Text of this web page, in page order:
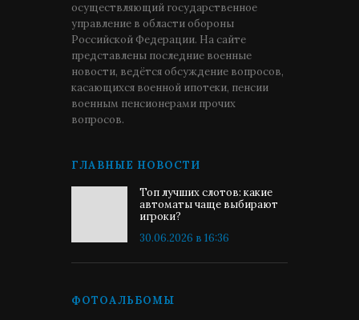
осуществляющий государственное
управление в области обороны
Российской Федерации. На сайте
представлены последние военные
новости, ведётся обсуждение вопросов,
касающихся военной ипотеки, пенсии
военным пенсионерами прочих
вопросов.
ГЛАВНЫЕ НОВОСТИ
Топ лучших слотов: какие
автоматы чаще выбирают
игроки?
30.06.2026 в 16:36
ФОТОАЛЬБОМЫ